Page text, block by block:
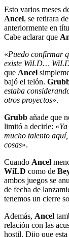
Esto varios meses
Ancel, se retirara
anteriormente en
Cabe aclarar que
«Puedo confirmar
existe WiLD…
que Ancel
bajó el telón.
estaba
otros proyectos».
Grubb añade que
limitó a decirle: «
mucho talento
cosas».
Cuando Ancel
WiLD como de
ambos juegos se
de fecha de
tenemos un cierre
Además, Ancel
relación con las
hostil. Dijo que esta